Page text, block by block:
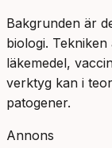
Bakgrunden är
biologi.
läkemedel,
verktyg kan i
patogener.
Annons